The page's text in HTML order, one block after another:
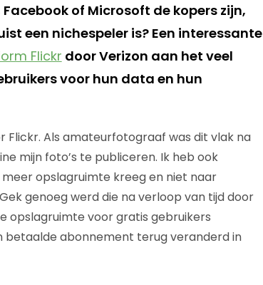
of Microsoft de kopers zijn,
een nichespeler is? Een interessante
Flickr door Verizon aan het veel
voor hun data en hun
Flickr. Als amateurfotograaf was dit vlak na
mijn foto’s te publiceren. Ik heb ook
meer opslagruimte kreeg en niet naar
genoeg werd die na verloop van tijd door
opslagruimte voor gratis gebruikers
betaalde abonnement terug veranderd in